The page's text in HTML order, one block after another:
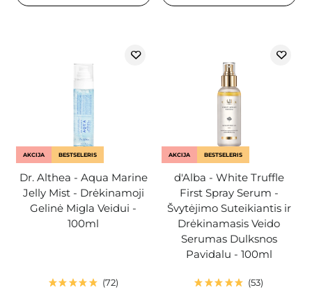
AKCIJA BESTSELERIS
Dr. Althea - Aqua Marine
Jelly Mist - Drėkinamoji
Gelinė Migla Veidui -
100ml
72
AKCIJA BESTSELERIS
d'Alba - White Truffle
First Spray Serum -
Švytėjimo Suteikiantis ir
Drėkinamasis Veido
Serumas Dulksnos
Pavidalu - 100ml
53